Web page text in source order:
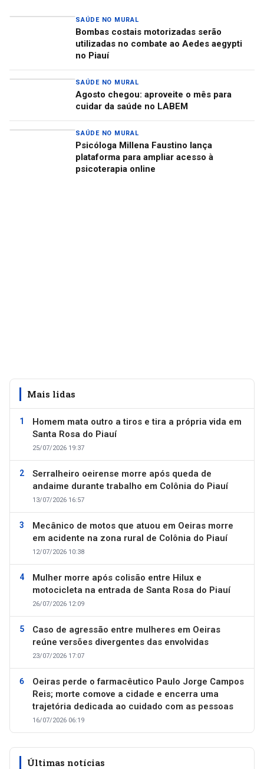
SAÚDE NO MURAL
Bombas costais motorizadas serão
utilizadas no combate ao Aedes aegypti
no Piauí
SAÚDE NO MURAL
Agosto chegou: aproveite o mês para
cuidar da saúde no LABEM
SAÚDE NO MURAL
Psicóloga Millena Faustino lança
plataforma para ampliar acesso à
psicoterapia online
Mais lidas
Homem mata outro a tiros e tira a própria vida em
Santa Rosa do Piauí
25/07/2026 19:37
Serralheiro oeirense morre após queda de
andaime durante trabalho em Colônia do Piauí
13/07/2026 16:57
Mecânico de motos que atuou em Oeiras morre
em acidente na zona rural de Colônia do Piauí
12/07/2026 10:38
Mulher morre após colisão entre Hilux e
motocicleta na entrada de Santa Rosa do Piauí
26/07/2026 12:09
Caso de agressão entre mulheres em Oeiras
reúne versões divergentes das envolvidas
23/07/2026 17:07
Oeiras perde o farmacêutico Paulo Jorge Campos
Reis; morte comove a cidade e encerra uma
trajetória dedicada ao cuidado com as pessoas
16/07/2026 06:19
Últimas notícias